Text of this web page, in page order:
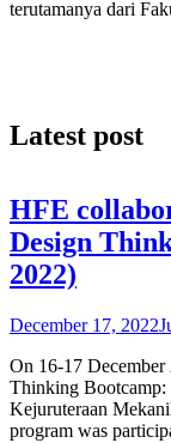
terutamanya dari
Latest post
HFE
Design
2022)
December 17, 2022
On 16-17
Thinking
Kejuruteraan
program was